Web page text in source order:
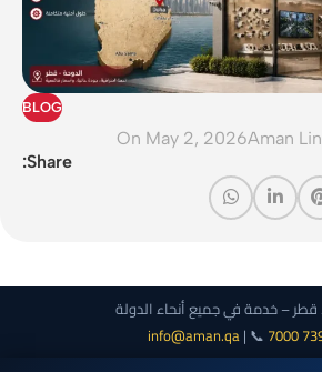
BLOG
Aman
On May 2, 2026
Share:
قطر – خدمة في جميع أنحاء الدولة
info@aman.qa| 📞 7000